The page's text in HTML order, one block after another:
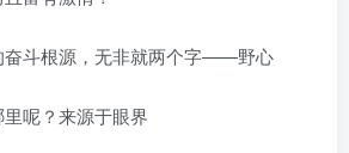
奋斗根源，无非就两个字——野心
呢？来源于眼界